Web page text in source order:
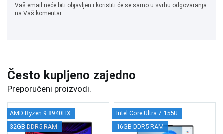
Vaš email neće biti objavljen i koristiti će se samo u svrhu odgovaranja
na Vaš komentar
Često kupljeno zajedno
Preporučeni proizvodi.
AMD Ryzen 9 8940HX
32GB DDR5 RAM
Intel Core Ultra 7 155U
16GB DDR5 RAM